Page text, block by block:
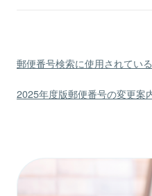
郵便番号検索に使用されてい
2025年度版郵便番号の変更案